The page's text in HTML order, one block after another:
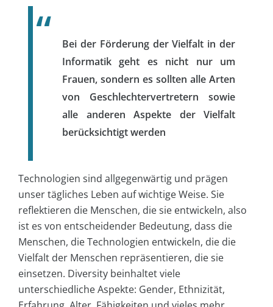
Bei der Förderung der Vielfalt in der
Informatik geht es nicht nur um
Frauen, sondern es sollten alle Arten
von Geschlechtervertretern sowie
alle anderen Aspekte der Vielfalt
berücksichtigt werden
Technologien sind allgegenwärtig und prägen
unser tägliches Leben auf wichtige Weise. Sie
reflektieren die Menschen, die sie entwickeln, also
ist es von entscheidender Bedeutung, dass die
Menschen, die Technologien entwickeln, die die
Vielfalt der Menschen repräsentieren, die sie
einsetzen. Diversity beinhaltet viele
unterschiedliche Aspekte: Gender, Ethnizität,